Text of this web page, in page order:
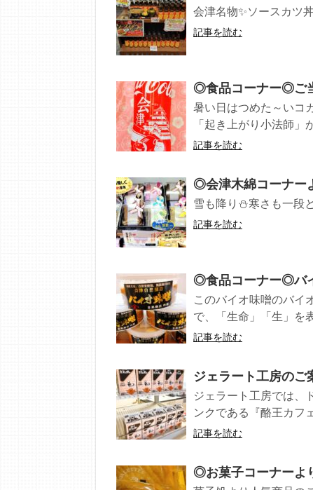
会津名物✨ソースカツ
記事を読む
◎食品コーナー◎ご
暑い日はつめた～いコ
「起き上がり小法師」
記事を読む
◎会津木綿コーナ
雪も降り⛄寒さも一段
記事を読む
◎食品コーナー◎バ
このバイオ味噌のバイ
で、「生命」「生」を
記事を読む
ジェラート工房のご
ジェラート工房では、
ンクである『酪王カフ
記事を読む
◎お菓子コーナー